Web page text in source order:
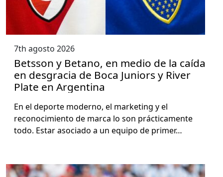
7th agosto 2026
Betsson y Betano, en medio de la caída
en desgracia de Boca Juniors y River
Plate en Argentina
En el deporte mod­er­no, el mar­ket­ing y el
reconocimien­to de mar­ca lo son prác­ti­ca­mente
todo. Estar aso­ci­a­do a un equipo de primer…